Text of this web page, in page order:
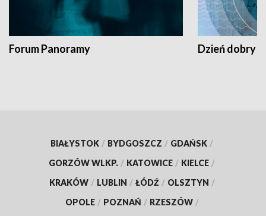
Forum Panoramy Dzień dobry
BIAŁYSTOK / BYDGOSZCZ / GDAŃSK /
GORZÓW WLKP. / KATOWICE / KIELCE /
KRAKÓW / LUBLIN / ŁÓDŹ / OLSZTYN /
OPOLE / POZNAŃ / RZESZÓW /